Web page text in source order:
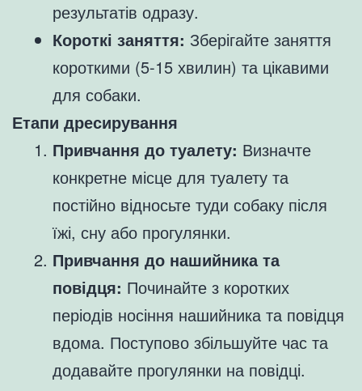
результатів одразу.
Короткі заняття: Зберігайте заняття
короткими (5-15 хвилин) та цікавими
для собаки.
Етапи дресирування
Привчання до туалету: Визначте
конкретне місце для туалету та
постійно відносьте туди собаку після
їжі, сну або прогулянки.
Привчання до нашийника та
повідця: Починайте з коротких
періодів носіння нашийника та повідця
вдома. Поступово збільшуйте час та
додавайте прогулянки на повідці.